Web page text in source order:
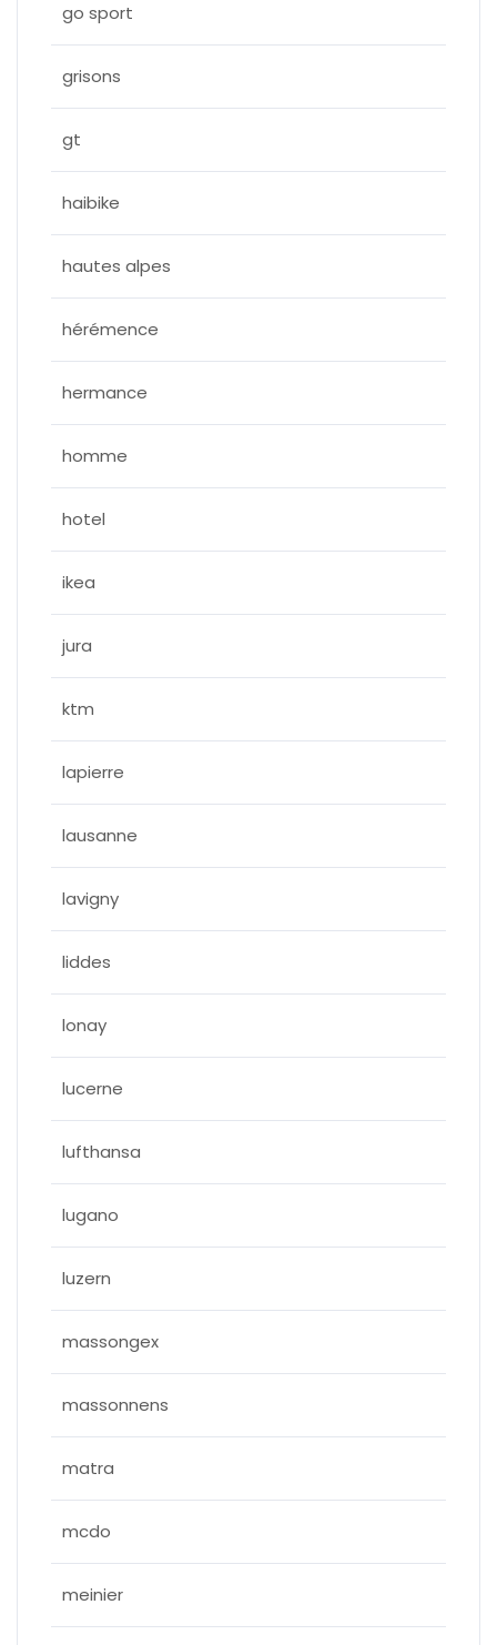
go sport
grisons
gt
haibike
hautes alpes
hérémence
hermance
homme
hotel
ikea
jura
ktm
lapierre
lausanne
lavigny
liddes
lonay
lucerne
lufthansa
lugano
luzern
massongex
massonnens
matra
mcdo
meinier